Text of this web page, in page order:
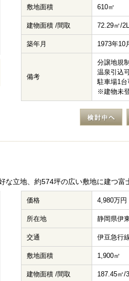
敷地面積 610㎡
建物面積 /間取 72.29㎡/
築年月 1973年10
備考
分譲地規
温泉引込
駐車場1台
※建物未
な立地、約574坪の広い敷地に建つ富
価格 4,980万円
所在地 静岡県伊
交通 伊豆急行
敷地面積 1,900㎡
建物面積 /間取 187.45㎡/